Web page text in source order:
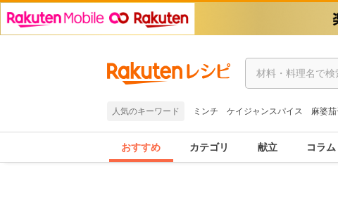
人気のキーワード ミンチ ケイジャンスパイス 麻婆
おすすめ カテゴリ 献立 コラム